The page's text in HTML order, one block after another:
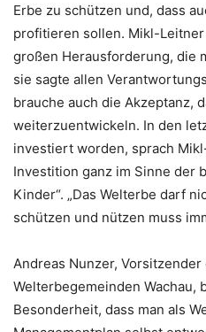
Erbe zu schützen und, dass
profitieren sollen. Mikl-
großen Herausforderung, die
sie sagte allen
brauche auch die Akzeptanz,
weiterzuentwickeln. In den
investiert worden, sprach
Investition ganz im Sinne der
Kinder“. „Das Welterbe darf
schützen und nützen muss
Andreas Nunzer, Vorsitzender
Welterbegemeinden Wachau,
Besonderheit, dass man als